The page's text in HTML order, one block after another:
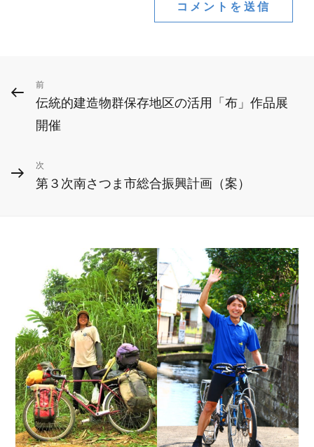
投
稿
ビ
ゲ
前
の
投
前
伝統的建造物群保存地区の活用「布」作品展
開催
次
の
次
第３次南さつま市総合振興計画（案）